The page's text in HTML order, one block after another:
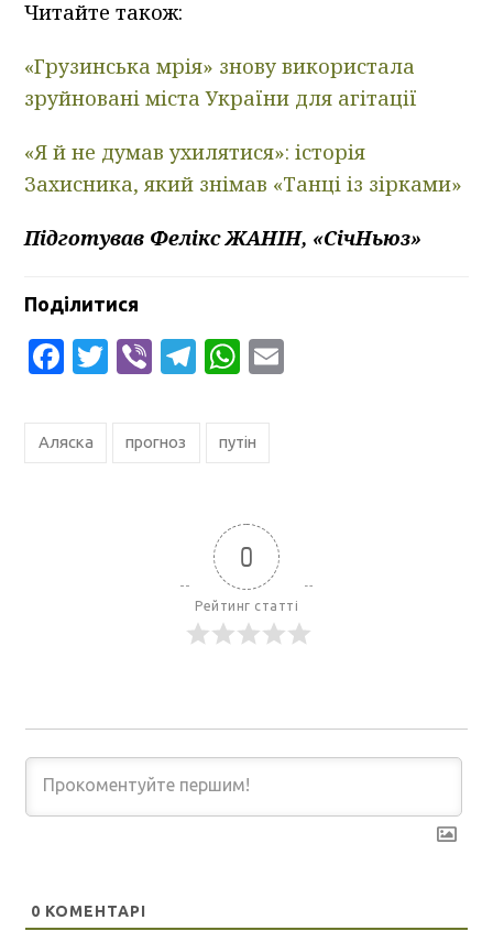
Читайте також:
«Грузинська мрія» знову використала
зруйновані міста України для агітації
«Я й не думав ухилятися»: історія
Захисника, який знімав «Танці із зірками»
Підготував Фелікс ЖАНІН, «СічНьюз»
Поділитися
Facebook
Twitter
ViberTelegram
WhatsApp
Аляска прогноз путін
0
Рейтинг статті
0 КОМЕНТАРІ